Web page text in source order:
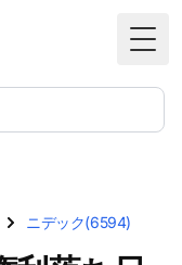
ニデック(6594)